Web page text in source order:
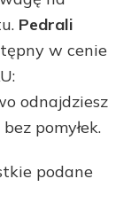
Pedrali
w cenie
odnajdziesz
pomyłek.
podane